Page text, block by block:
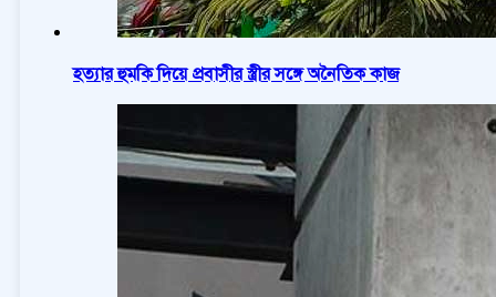
হত্যার হুমকি দিয়ে প্রবাসীর স্ত্রীর সঙ্গে অনৈতিক কাজ